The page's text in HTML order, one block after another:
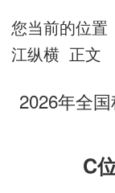
您当前的位置
江纵横 正文
2026年全
C